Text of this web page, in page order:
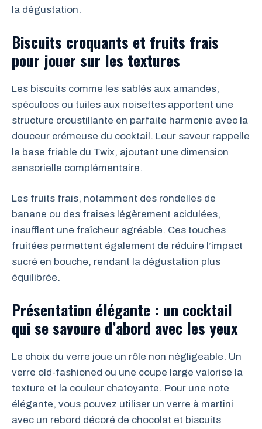
la dégustation.
Biscuits croquants et fruits frais
pour jouer sur les textures
Les biscuits comme les sablés aux amandes,
spéculoos ou tuiles aux noisettes apportent une
structure croustillante en parfaite harmonie avec la
douceur crémeuse du cocktail. Leur saveur rappelle
la base friable du Twix, ajoutant une dimension
sensorielle complémentaire.
Les fruits frais, notamment des rondelles de
banane ou des fraises légèrement acidulées,
insufflent une fraîcheur agréable. Ces touches
fruitées permettent également de réduire l’impact
sucré en bouche, rendant la dégustation plus
équilibrée.
Présentation élégante : un cocktail
qui se savoure d’abord avec les yeux
Le choix du verre joue un rôle non négligeable. Un
verre old-fashioned ou une coupe large valorise la
texture et la couleur chatoyante. Pour une note
élégante, vous pouvez utiliser un verre à martini
avec un rebord décoré de chocolat et biscuits